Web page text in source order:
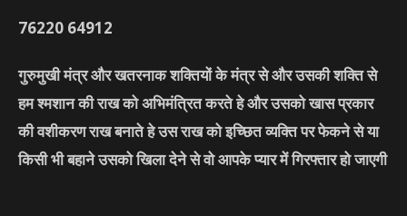
76220 64912
गुरुमुखी मंत्र और खतरनाक शक्तियों के मंत्र से और उसकी शक्ति से
हम श्मशान की राख को अभिमंत्रित करते हे और उसको खास प्रकार
की वशीकरण राख बनाते हे उस राख को इच्छित व्यक्ति पर फेकने से या
किसी भी बहाने उसको खिला देने से वो आपके प्यार में गिरफ्तार हो जाएगी